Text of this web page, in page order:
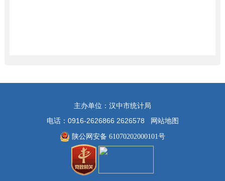
主办单位：汉中市统计局
电话：0916-2626866 2626578
网站地图
陕公网安备 61070202000101号